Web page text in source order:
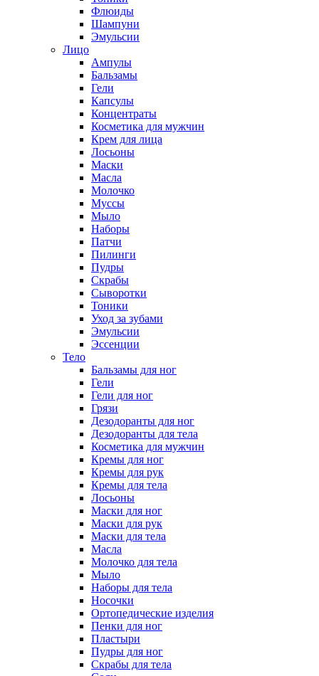
Флюиды
Шампуни
Эмульсии
Лицо
Ампулы
Бальзамы
Гели
Капсулы
Концентраты
Косметика для мужчин
Крем для лица
Лосьоны
Маски
Масла
Молочко
Муссы
Мыло
Наборы
Патчи
Пилинги
Пудры
Скрабы
Сыворотки
Тоники
Уход за зубами
Эмульсии
Эссенции
Тело
Бальзамы для ног
Гели
Гели для ног
Грязи
Дезодоранты для ног
Дезодоранты для тела
Косметика для мужчин
Кремы для ног
Кремы для рук
Кремы для тела
Лосьоны
Маски для ног
Маски для рук
Маски для тела
Масла
Молочко для тела
Мыло
Наборы для тела
Носочки
Ортопедические изделия
Пенки для ног
Пластыри
Пудры для ног
Скрабы для тела